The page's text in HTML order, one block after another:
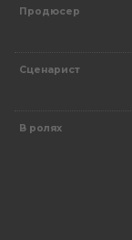
Продюсер
Сценарист
В ролях